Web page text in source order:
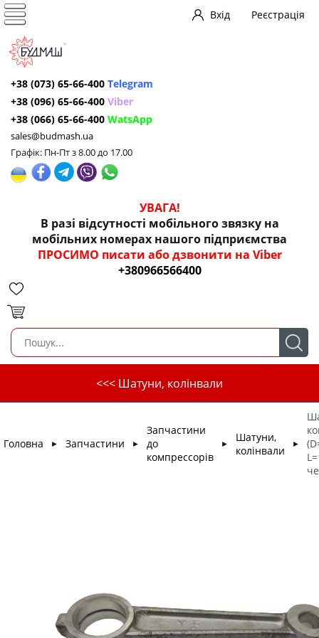
Вхід Реєстрація
+38 (073) 65-66-400 Telegram
+38 (096) 65-66-400 Viber
+38 (066) 65-66-400 WatsApp
sales@budmash.ua
Графік: Пн-Пт з 8.00 до 17.00
УВАГА!
В разі відсутності мобільного звязку на
мобільних номерах нашого підприємства
ПРОСИМО писати або дзвонити на Viber
+380966566400
<<< Шатуни, колінвали
Головна ► Запчастини ►
Запчастини
до
компрессорів
►
Шатуни,
колінвали
►